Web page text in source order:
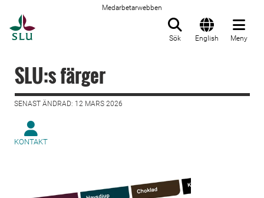
Medarbetarwebben
Sök English Meny
SLU:s färger
SENAST ÄNDRAD: 12 MARS 2026
KONTAKT